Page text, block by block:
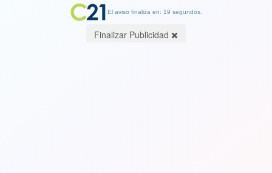
El aviso finaliza en: 19 segundos.
Finalizar Publicidad